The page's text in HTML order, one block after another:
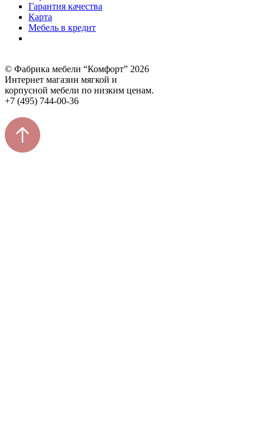
Гарантия качества
Карта
Мебель в кредит
© Фабрика мебели “Комфорт” 2026
Интернет магазин мягкой и
корпусной мебели по низким ценам.
+7 (495) 744-00-36